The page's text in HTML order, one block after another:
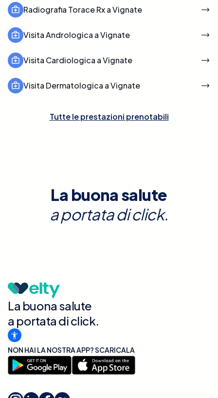
Radiografia Torace Rx a Vignate
Visita Andrologica a Vignate
Visita Cardiologica a Vignate
Visita Dermatologica a Vignate
Tutte le prestazioni prenotabili
La buona salute
a portata di click.
La buona salute
a portata di click.
NON HAI LA NOSTRA APP? SCARICALA